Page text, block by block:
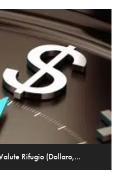
Rifugio (Dollaro,...